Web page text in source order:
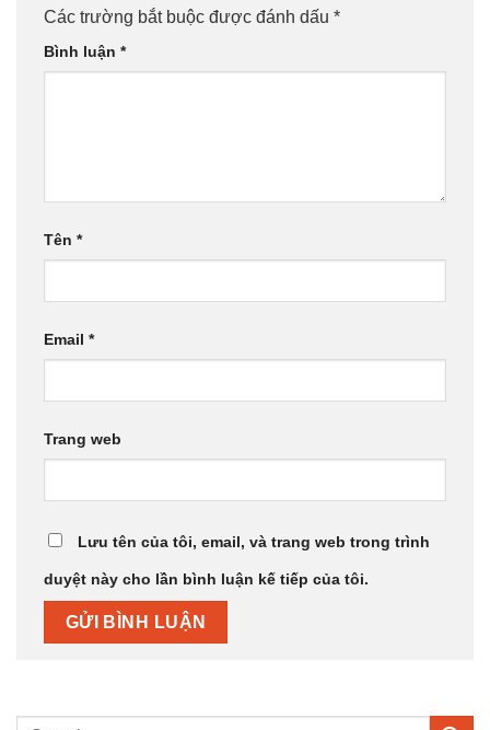
Các trường bắt buộc được đánh dấu *
Bình luận *
Tên *
Email *
Trang web
Lưu tên của tôi, email, và trang web trong trình
duyệt này cho lần bình luận kế tiếp của tôi.